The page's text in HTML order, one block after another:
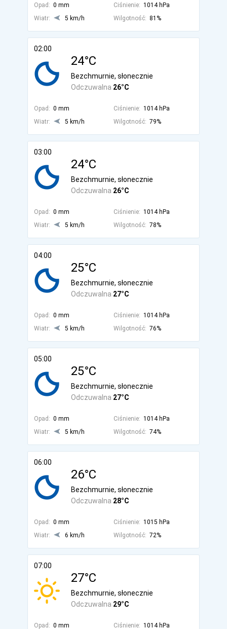
Opad: 0 mm Ciśnienie: 1014 hPa
Wiatr:
5 km/h Wilgotność: 81%
02:00
24°C
Odczuwalna 26°C
Bezchmurnie, słonecznie
Opad: 0 mm Ciśnienie: 1014 hPa
Wiatr:
5 km/h Wilgotność: 79%
03:00
24°C
Odczuwalna 26°C
Bezchmurnie, słonecznie
Opad: 0 mm Ciśnienie: 1014 hPa
Wiatr:
5 km/h Wilgotność: 78%
04:00
25°C
Odczuwalna 27°C
Bezchmurnie, słonecznie
Opad: 0 mm Ciśnienie: 1014 hPa
Wiatr:
5 km/h Wilgotność: 76%
05:00
25°C
Odczuwalna 27°C
Bezchmurnie, słonecznie
Opad: 0 mm Ciśnienie: 1014 hPa
Wiatr:
5 km/h Wilgotność: 74%
06:00
26°C
Odczuwalna 28°C
Bezchmurnie, słonecznie
Opad: 0 mm Ciśnienie: 1015 hPa
Wiatr:
6 km/h Wilgotność: 72%
07:00
27°C
Odczuwalna 29°C
Bezchmurnie, słonecznie
Opad: 0 mm Ciśnienie: 1014 hPa